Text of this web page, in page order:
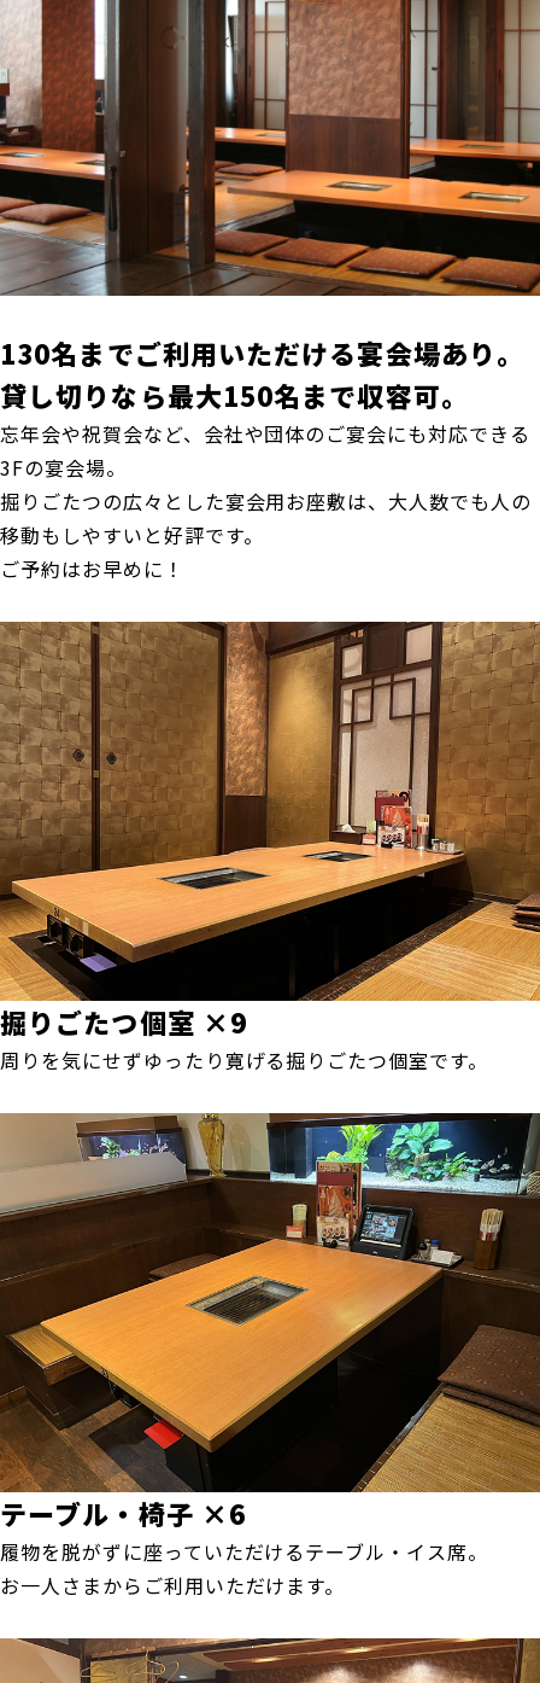
130名までご利用いただける宴会場あり。
貸し切りなら最大150名まで収容可。
忘年会や祝賀会など、会社や団体のご宴会にも対応できる
3Fの宴会場。
掘りごたつの広々とした宴会用お座敷は、大人数でも人の
移動もしやすいと好評です。
ご予約はお早めに！
掘りごたつ個室 ×9
周りを気にせずゆったり寛げる掘りごたつ個室です。
テーブル・椅子 ×6
履物を脱がずに座っていただけるテーブル・イス席。
お一人さまからご利用いただけます。